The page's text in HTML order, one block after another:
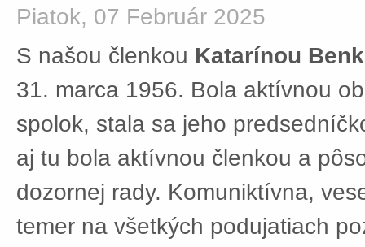
Piatok, 07 Február 2025
S našou členkou Katarínou
31. marca 1956. Bola aktívnou
spolok, stala sa jeho
aj tu bola aktívnou členkou a
dozornej rady. Komuniktívna,
temer na všetkých podujatiach